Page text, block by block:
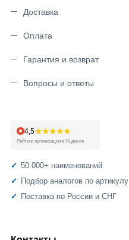
Доставка
Оплата
Гарантия и возврат
Вопросы и ответы
4,5★★★★★
Рейтинг организации в Яндексе
50 000+ наименований
Подбор аналогов по артикулу
Поставка по России и СНГ